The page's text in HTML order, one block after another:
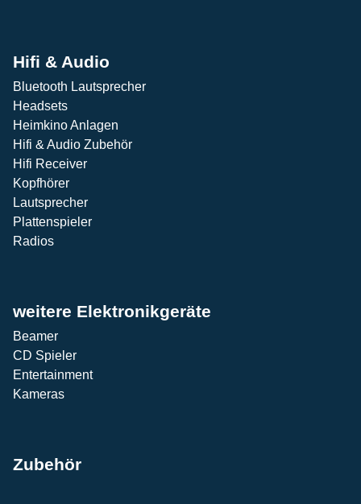
Hifi & Audio
Bluetooth Lautsprecher
Headsets
Heimkino Anlagen
Hifi & Audio Zubehör
Hifi Receiver
Kopfhörer
Lautsprecher
Plattenspieler
Radios
weitere Elektronikgeräte
Beamer
CD Spieler
Entertainment
Kameras
Zubehör